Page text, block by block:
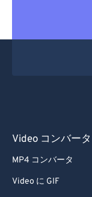
Video コンバータ
MP4 コンバータ
Video に GIF